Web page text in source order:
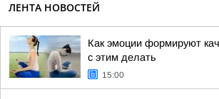
ЛЕНТА НОВОСТЕЙ
Как эмоции формируют
с этим делать
15:00